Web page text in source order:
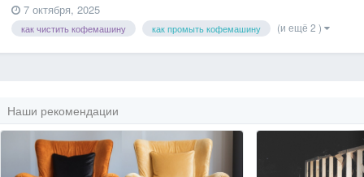
обслуживание: в чем разница? Здесь важно разделить два понятия.
Ежедневн...
7 октября, 2025
как чистить кофемашину как промыть кофемашину (и ещё 2 )
Наши рекомендации